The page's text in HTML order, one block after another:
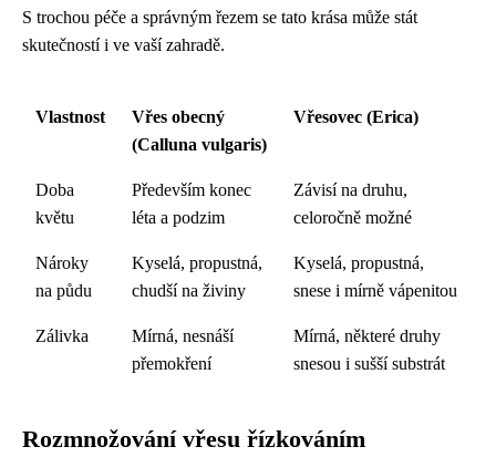
S trochou péče a správným řezem se tato krása může stát
skutečností i ve vaší zahradě.
Vlastnost
Vřes obecný
(Calluna vulgaris)
Vřesovec (Erica)
Doba
květu
Především konec
léta a podzim
Závisí na druhu,
celoročně možné
Nároky
na půdu
Kyselá, propustná,
chudší na živiny
Kyselá, propustná,
snese i mírně vápenitou
Zálivka
Mírná, nesnáší
přemokření
Mírná, některé druhy
snesou i sušší substrát
Rozmnožování vřesu řízkováním